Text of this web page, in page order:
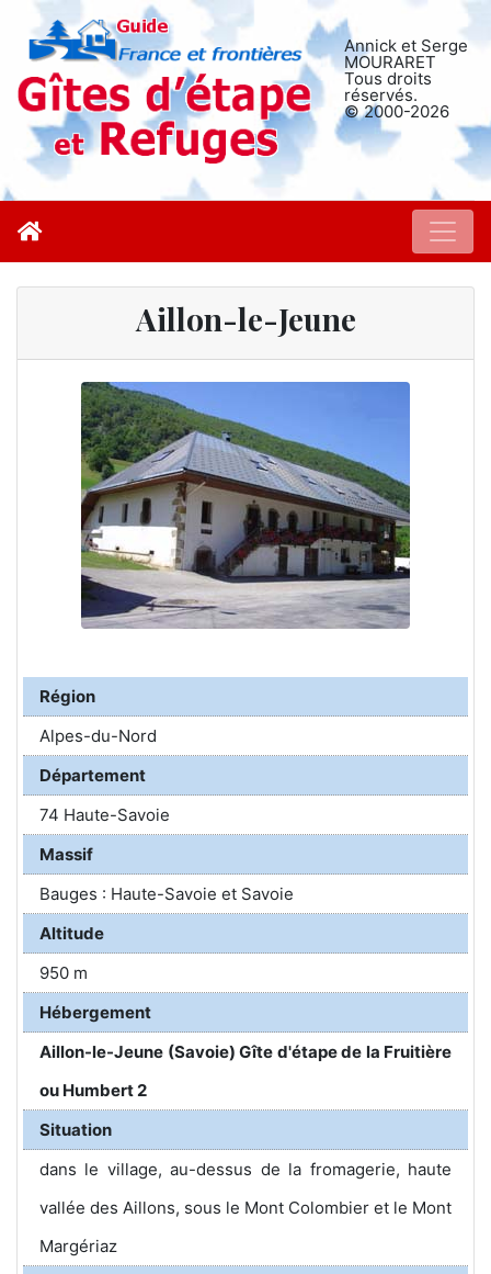
Annick et Serge
MOURARET
Tous droits
réservés.
© 2000-2026
Aillon-le-Jeune
Région
Alpes-du-Nord
Département
74 Haute-Savoie
Massif
Bauges : Haute-Savoie et Savoie
Altitude
950 m
Hébergement
Aillon-le-Jeune (Savoie) Gîte d'étape de la Fruitière
ou Humbert 2
Situation
dans le village, au-dessus de la fromagerie, haute
vallée des Aillons, sous le Mont Colombier et le Mont
Margériaz